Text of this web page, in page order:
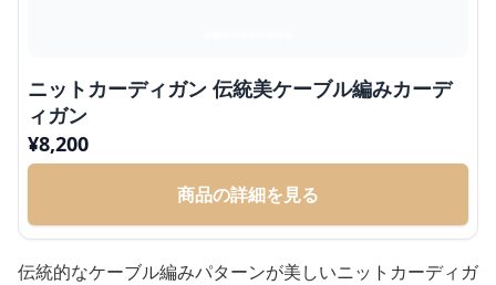
ニットカーディガン 伝統美ケーブル編みカーデ
ィガン
¥8,200
商品の詳細を見る
伝統的なケーブル編みパターンが美しいニットカーディガ